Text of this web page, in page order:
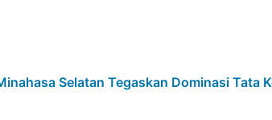
Selatan Tegaskan Dominasi Tata